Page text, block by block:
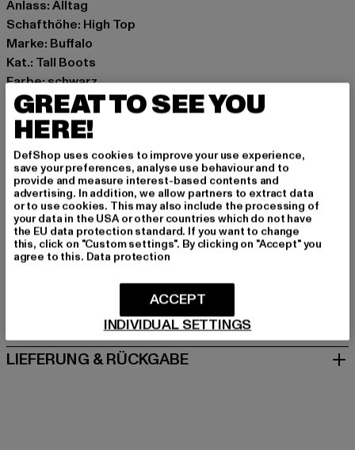
Anlass: Alltag
Schafthöhe: High Top
Marke: Buffalo
Kat.: Tall Boots
Farbe: schwarz
Hersteller Farbe: black/multi
Obermaterial: Kunstleder
Innenfutter: Kunstleder, Textil
Art.Nr: 1622557-19900
Hersteller: Buffalo Boots GmbH |service-de@buffalo-
boots.com
Schanzenstraße 41 | 51063 Köln | DE
GRÖSSE & PASSFORM
PFLEGEHINWEISE
LIEFERUNG & RÜCKGABE
GREAT TO SEE YOU
HERE!
DefShop uses cookies to improve your use experience,
save your preferences, analyse use behaviour and to
provide and measure interest-based contents and
advertising. In addition, we allow partners to extract data
or to use cookies. This may also include the processing of
your data in the USA or other countries which do not have
the EU data protection standard. If you want to change
this, click on "Custom settings". By clicking on "Accept" you
agree to this. Data protection
INDIVIDUAL SETTINGS
ACCEPT